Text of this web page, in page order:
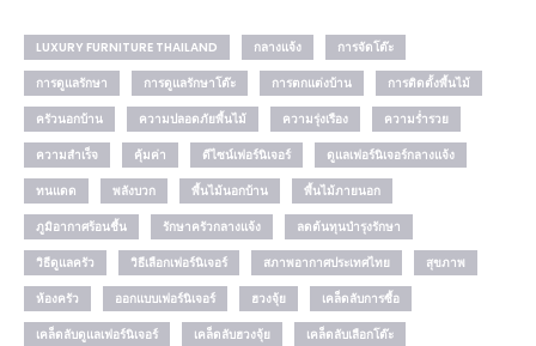
LUXURY FURNITURE THAILAND กลางแจ้ง
การจัดโต๊ะ
การดูแลรักษา
การดูแลรักษาโต๊ะ การตกแต่งบ้าน
การติดตั้งพื้นไม้
ครัวนอกบ้าน
ความปลอดภัยพื้นไม้ ความรุ่งเรือง
ความร่ำรวย
ความสำเร็จ
คุ้มค่า ดีไซน์เฟอร์นิเจอร์
ดูแลเฟอร์นิเจอร์กลางแจ้ง
ทนแดด
พลังบวก พื้นไม้นอกบ้าน
พื้นไม้ภายนอก
ภูมิอากาศร้อนชื้น
รักษาครัวกลางแจ้ง
ลดต้นทุนบำรุงรักษา
วิธีดูแลครัว
วิธีเลือกเฟอร์นิเจอร์ สภาพอากาศประเทศไทย
สุขภาพ
ห้องครัว
ออกแบบเฟอร์นิเจอร์ ฮวงจุ้ย
เคล็ดลับการซื้อ
เคล็ดลับดูแลเฟอร์นิเจอร์
เคล็ดลับฮวงจุ้ย
เคล็ดลับเลือกโต๊ะ